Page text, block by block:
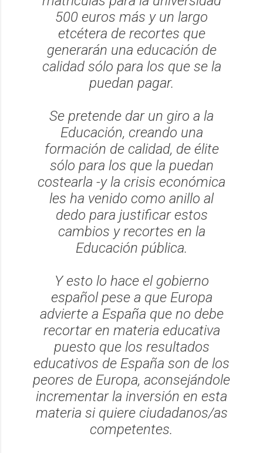
500 euros más y un largo
etcétera de recortes que
generarán una educación de
calidad sólo para los que se la
puedan pagar.
Se pretende dar un giro a la
Educación, creando una
formación de calidad, de élite
sólo para los que la puedan
costearla -y la crisis económica
les ha venido como anillo al
dedo para justificar estos
cambios y recortes en la
Educación pública.
Y esto lo hace el gobierno
español pese a que Europa
advierte a España que no debe
recortar en materia educativa
puesto que los resultados
educativos de España son de los
peores de Europa, aconsejándole
incrementar la inversión en esta
materia si quiere ciudadanos/as
competentes.